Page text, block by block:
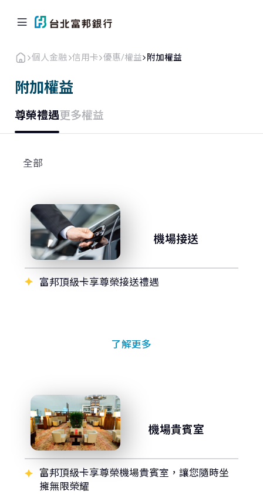
個人金融 企業．商戶
返回首頁
信用卡
貸款
數位服務
理財會員
個人金融 信用卡 優惠/權益 附加權益
附加權益
尊榮禮遇更多權益
全部
機場接送
富邦頂級卡享尊榮接送禮遇
了解更多
機場貴賓室
富邦頂級卡享尊榮機場貴賓室，讓您隨時坐
擁無限榮耀